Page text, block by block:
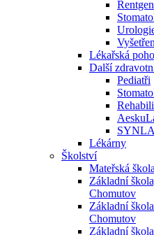
Rentgen
Lékařská
Další
Pediatři
Lékárny
Školství
Mateřská
Základní
Chomutov
Základní
Chomutov
Základní